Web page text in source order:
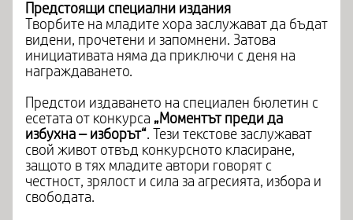
Предстоящи специални издания
Творбите на младите хора заслужават да бъдат
видени, прочетени и запомнени. Затова
инициативата няма да приключи с деня на
награждаването.
Предстои издаването на специален бюлетин с
есетата от конкурса „Моментът преди да
избухна – изборът“. Тези текстове заслужават
свой живот отвъд конкурсното класиране,
защото в тях младите автори говорят с
честност, зрялост и сила за агресията, избора и
свободата.